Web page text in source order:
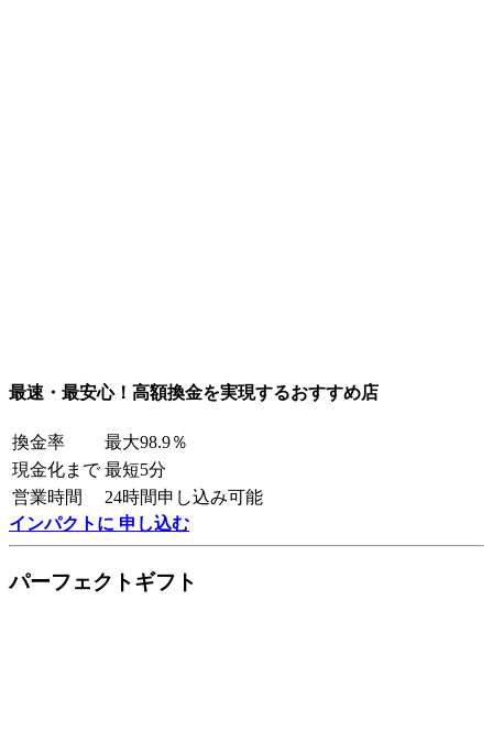
最速・最安心！高額換金を実現するおすすめ店
換金率
最大98.9％
現金化まで 最短5分
営業時間
24時間申し込み可能
インパクトに 申し込む
パーフェクトギフト